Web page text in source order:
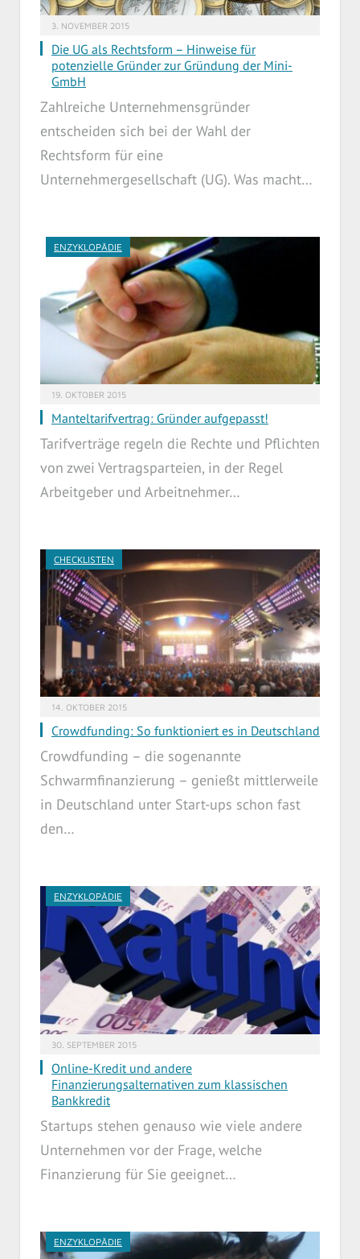
3. NOVEMBER 2015
Die UG als Rechtsform – Hinweise für
potenzielle Gründer zur Gründung der Mini-
GmbH
Zahlreiche Unternehmensgründer
entscheiden sich bei der Wahl der
Rechtsform für eine
Unternehmergesellschaft (UG). Was macht…
ENZYKLOPÄDIE
19. OKTOBER 2015
Manteltarifvertrag: Gründer aufgepasst!
Tarifverträge regeln die Rechte und Pflichten
von zwei Vertragsparteien, in der Regel
Arbeitgeber und Arbeitnehmer…
CHECKLISTEN
14. OKTOBER 2015
Crowdfunding: So funktioniert es in Deutschland
Crowdfunding – die sogenannte
Schwarmfinanzierung – genießt mittlerweile
in Deutschland unter Start-ups schon fast
den…
ENZYKLOPÄDIE
30. SEPTEMBER 2015
Online-Kredit und andere
Finanzierungsalternativen zum klassischen
Bankkredit
Startups stehen genauso wie viele andere
Unternehmen vor der Frage, welche
Finanzierung für Sie geeignet…
ENZYKLOPÄDIE